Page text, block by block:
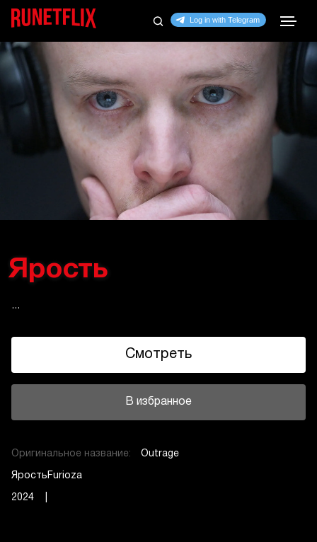
Ярость
...
Смотреть
В избранное
Оригинальное название: Outrage
ЯростьFurioza
2024 |